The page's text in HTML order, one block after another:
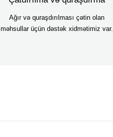
Ağır və quraşdırılması çətin olan
məhsullar üçün dəstək xidmətimiz var.